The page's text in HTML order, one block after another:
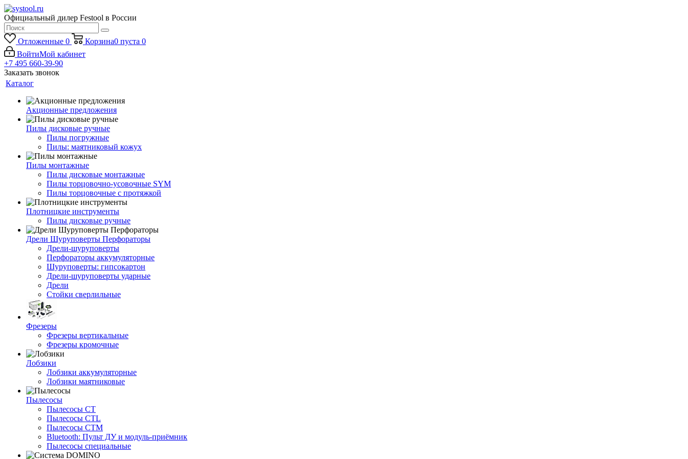
Официальный дилер Festool в России
Отложенные 0 Корзина0 пуста 0
ВойтиМой кабинет
+7 495 660-39-90
Заказать звонок
Каталог
Акционные предложения
Пилы дисковые ручные
Пилы погружные
Пилы: маятниковый кожух
Пилы монтажные
Пилы дисковые монтажные
Пилы торцовочно-усовочные SYM
Пилы торцовочные с протяжкой
Плотницкие инструменты
Пилы дисковые ручные
Дрели Шуруповерты Перфораторы
Дрели-шуруповерты
Перфораторы аккумуляторные
Шуруповерты: гипсокартон
Дрели-шуруповерты ударные
Дрели
Стойки сверлильные
Фрезеры
Фрезеры вертикальные
Фрезеры кромочные
Лобзики
Лобзики аккумуляторные
Лобзики маятниковые
Пылесосы
Пылесосы CT
Пылесосы CTL
Пылесосы CTM
Bluetooth: Пульт ДУ и модуль-приёмник
Пылесосы специальные